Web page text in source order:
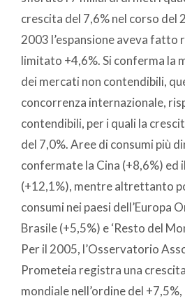
crescita del 7,6% nel corso del
2003 l’espansione aveva fatto
limitato +4,6%. Si conferma la
dei mercati non contendibili,
concorrenza internazionale,
contendibili, per i quali la
del 7,0%. Aree di consumi più
confermate la Cina (+8,6%) ed
(+12,1%), mentre altrettanto
consumi nei paesi dell’Europa
Brasile (+5,5%) e ‘Resto del
Per il 2005, l’Osservatorio
Prometeia registra una
mondiale nell’ordine del